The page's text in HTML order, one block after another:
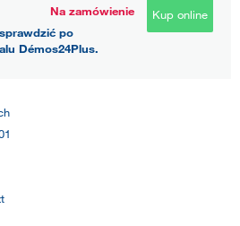
Na zamówienie
po
Démos24Plus.
Kup online